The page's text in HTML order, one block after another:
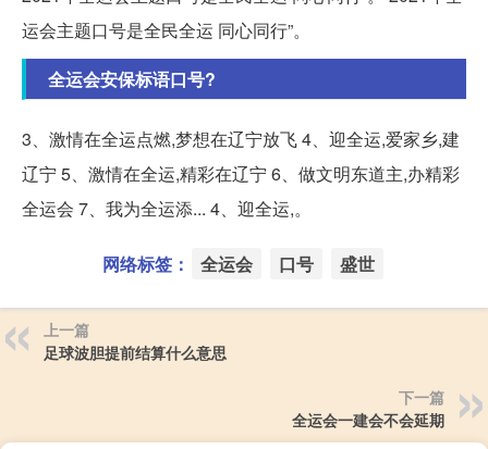
运会主题口号是全民全运 同心同行”。
全运会安保标语口号?
3、激情在全运点燃,梦想在辽宁放飞 4、迎全运,爱家乡,建
辽宁 5、激情在全运,精彩在辽宁 6、做文明东道主,办精彩
全运会 7、我为全运添... 4、迎全运,。
网络标签： 全运会 口号 盛世
上一篇
足球波胆提前结算什么意思
下一篇
全运会一建会不会延期